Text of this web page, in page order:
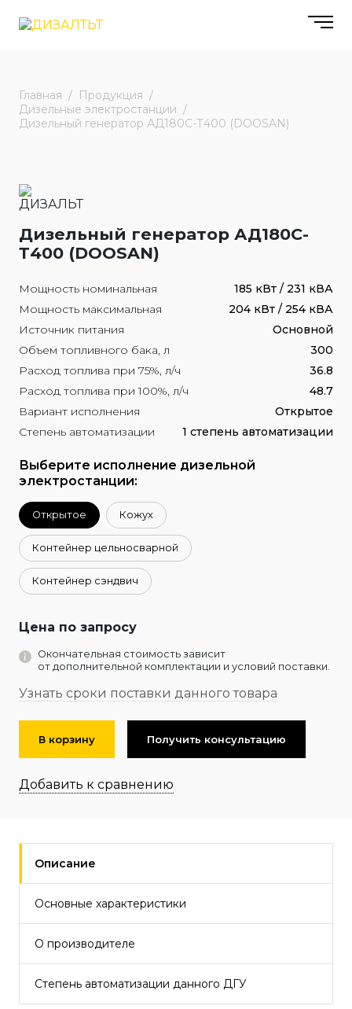
Главная
Продукция
Дизельные электростанции
Дизельный генератор АД180С-Т400 (DOOSAN)
Дизельный генератор АД180С-
Т400 (DOOSAN)
Мощность номинальная
185 кВт / 231 кВА
Мощность максимальная
204 кВт / 254 кВА
Источник питания
Основной
Объем топливного бака, л
300
Расход топлива при 75%, л/ч
36.8
Расход топлива при 100%, л/ч
48.7
Вариант исполнения
Открытое
Степень автоматизации
1 степень автоматизации
Выберите исполнение дизельной
электростанции:
Открытое Кожух
Контейнер цельносварной
Контейнер сэндвич
Цена по запросу
Окончательная стоимость зависит
от дополнительной комплектации и условий поставки.
Узнать сроки поставки данного товара
В корзину Получить консультацию
Добавить к сравнению
Описание
Основные характеристики
О производителе
Степень автоматизации данного ДГУ